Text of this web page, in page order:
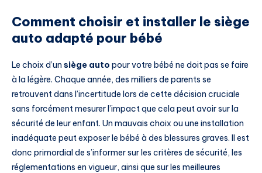
Comment choisir et installer le siège
auto adapté pour bébé
Le choix d’un siège auto pour votre bébé ne doit pas se faire
à la légère. Chaque année, des milliers de parents se
retrouvent dans l’incertitude lors de cette décision cruciale
sans forcément mesurer l’impact que cela peut avoir sur la
sécurité de leur enfant. Un mauvais choix ou une installation
inadéquate peut exposer le bébé à des blessures graves. Il est
donc primordial de s’informer sur les critères de sécurité, les
réglementations en vigueur, ainsi que sur les meilleures